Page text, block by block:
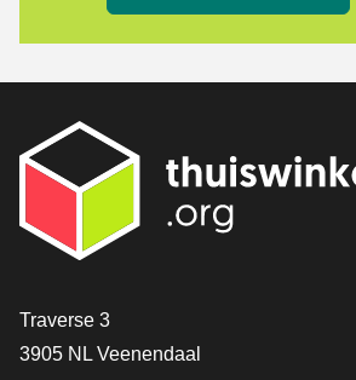
[_General:Contact]
Traverse 3
3905 NL Veenendaal